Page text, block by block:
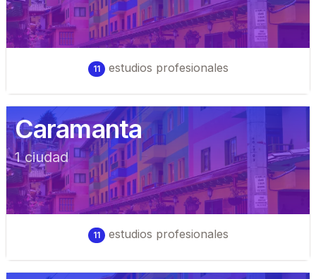
11 estudios profesionales
Caramanta
1ciudad
11 estudios profesionales